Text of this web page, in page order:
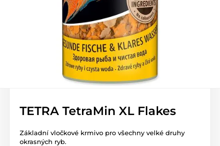
TETRA TetraMin XL Flakes
Základní vločkové krmivo pro všechny velké druhy
okrasných ryb.